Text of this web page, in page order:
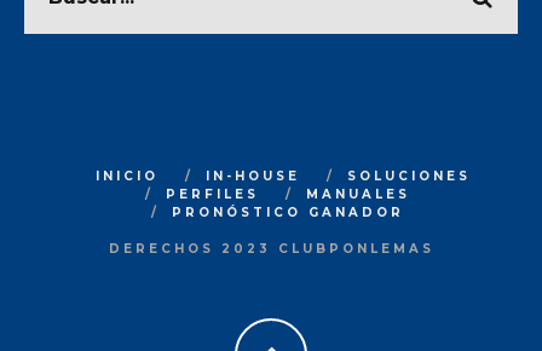
INICIO IN-HOUSE
SOLUCIONES
PERFILES
MANUALES
PRONÓSTICO GANADOR
DERECHOS 2023 CLUBPONLEMAS